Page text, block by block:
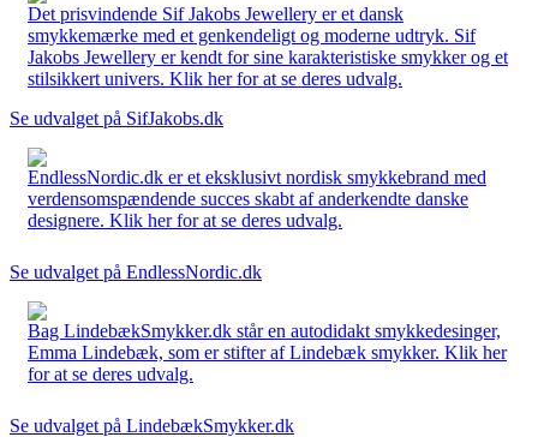
Det prisvindende Sif Jakobs Jewellery er et dansk
smykkemærke med et genkendeligt og moderne udtryk. Sif
Jakobs Jewellery er kendt for sine karakteristiske smykker og et
stilsikkert univers. Klik her for at se deres udvalg.
Se udvalget på SifJakobs.dk
EndlessNordic.dk er et eksklusivt nordisk smykkebrand med
verdensomspændende succes skabt af anderkendte danske
designere. Klik her for at se deres udvalg.
Se udvalget på EndlessNordic.dk
Bag LindebækSmykker.dk står en autodidakt smykkedesinger,
Emma Lindebæk, som er stifter af Lindebæk smykker. Klik her
for at se deres udvalg.
Se udvalget på LindebækSmykker.dk